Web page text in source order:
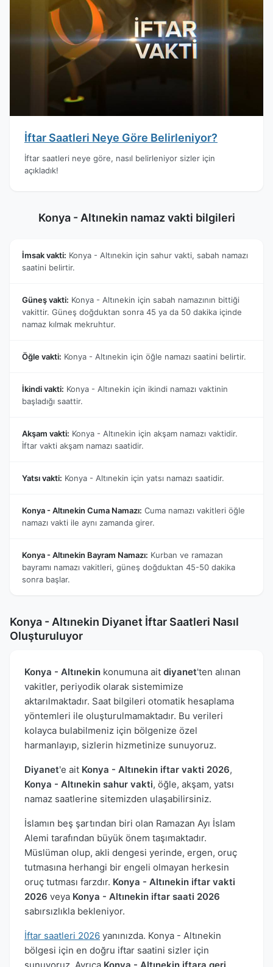
İftar Saatleri Neye Göre Belirleniyor?
İftar saatleri neye göre, nasıl belirleniyor sizler için
açıkladık!
Konya - Altınekin namaz vakti bilgileri
İmsak vakti: Konya - Altınekin için sahur vakti, sabah namazı
saatini belirtir.
Güneş vakti: Konya - Altınekin için sabah namazının bittiği
vakittir. Güneş doğduktan sonra 45 ya da 50 dakika içinde
namaz kılmak mekruhtur.
Öğle vakti: Konya - Altınekin için öğle namazı saatini belirtir.
İkindi vakti: Konya - Altınekin için ikindi namazı vaktinin
başladığı saattir.
Akşam vakti: Konya - Altınekin için akşam namazı vaktidir.
İftar vakti akşam namazı saatidir.
Yatsı vakti: Konya - Altınekin için yatsı namazı saatidir.
Konya - Altınekin Cuma Namazı: Cuma namazı vakitleri öğle
namazı vakti ile aynı zamanda girer.
Konya - Altınekin Bayram Namazı: Kurban ve ramazan
bayramı namazı vakitleri, güneş doğduktan 45-50 dakika
sonra başlar.
Konya - Altınekin Diyanet İftar Saatleri Nasıl
Oluşturuluyor
Konya - Altınekin konumuna ait diyanet'ten alınan
vakitler, periyodik olarak sistemimize
aktarılmaktadır. Saat bilgileri otomatik hesaplama
yöntemleri ile oluşturulmamaktadır. Bu verileri
kolayca bulabilmeniz için bölgenize özel
harmanlayıp, sizlerin hizmetinize sunuyoruz.
Diyanet'e ait Konya - Altınekin iftar vakti 2026,
Konya - Altınekin sahur vakti, öğle, akşam, yatsı
namaz saatlerine sitemizden ulaşabilirsiniz.
İslamın beş şartından biri olan Ramazan Ayı İslam
Alemi tarafından büyük önem taşımaktadır.
Müslüman olup, akli dengesi yerinde, ergen, oruç
tutmasına herhangi bir engeli olmayan herkesin
oruç tutması farzdır. Konya - Altınekin iftar vakti
2026 veya Konya - Altınekin iftar saati 2026
sabırsızlıkla bekleniyor.
İftar saatleri 2026 yanınızda. Konya - Altınekin
bölgesi için en doğru iftar saatini sizler için
sunuyoruz. Ayrıca Konya - Altınekin iftara geri